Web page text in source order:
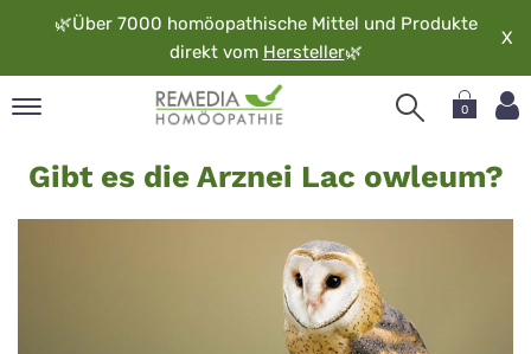
🌿Über 7000 homöopathische Mittel und Produkte
direkt vom Hersteller🌿
X
0
owleum
Gibt es die Arznei Lac owleum?